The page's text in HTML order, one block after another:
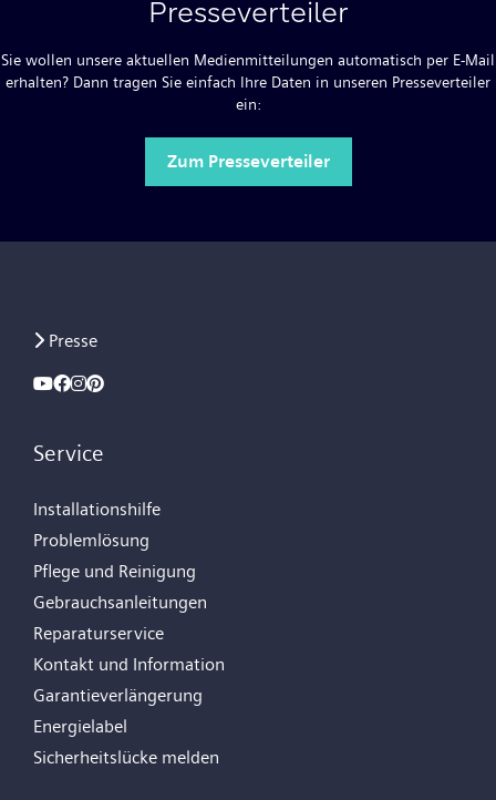
Presseverteiler
Sie wollen unsere aktuellen Medienmitteilungen automatisch per E-Mail
erhalten? Dann tragen Sie einfach Ihre Daten in unseren Presseverteiler
ein:
Zum Presseverteiler
Presse
Service
Installationshilfe
Problemlösung
Pflege und Reinigung
Gebrauchsanleitungen
Reparaturservice
Kontakt und Information
Garantieverlängerung
Energielabel
Sicherheitslücke melden